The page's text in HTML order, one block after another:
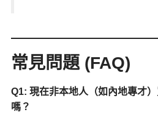
常見問題 (FAQ)
Q1: 現在非本地人（如內地專才
嗎？